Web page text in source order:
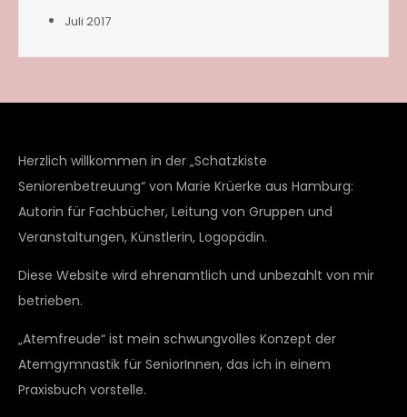
Juli 2017
Herzlich willkommen in der „Schatzkiste
Seniorenbetreuung“ von Marie Krüerke aus Hamburg:
Autorin für Fachbücher, Leitung von Gruppen und
Veranstaltungen, Künstlerin, Logopädin.
Diese Website wird ehrenamtlich und unbezahlt von mir
betrieben.
„Atemfreude“ ist mein schwungvolles Konzept der
Atemgymnastik für SeniorInnen, das ich in einem
Praxisbuch vorstelle.